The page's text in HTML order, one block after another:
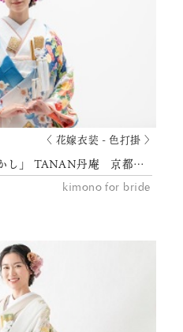
〈 花嫁衣装 - 色打掛 〉
色打掛「清香束熨斗藍色ぼかし」 TANAN丹庵 京都結婚式 花嫁衣裳
kimono for bride